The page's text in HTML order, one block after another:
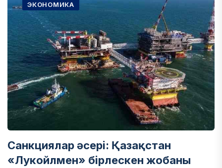
ЭКОНОМИКА
Санкциялар әсері: Қазақстан
«Лукойлмен» бірлескен жобаны